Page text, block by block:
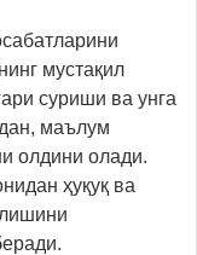
мустақил
суриши ва унга
маълум
олдини олади.
ҳуқуқ ва